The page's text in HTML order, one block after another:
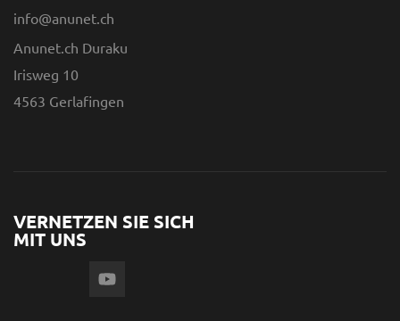
info@anunet.ch
Anunet.ch Duraku
Irisweg 10
4563 Gerlafingen
VERNETZEN SIE SICH
MIT UNS